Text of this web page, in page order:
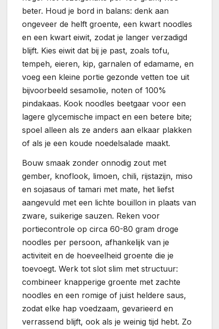
beter. Houd je bord in balans: denk aan
ongeveer de helft groente, een kwart noodles
en een kwart eiwit, zodat je langer verzadigd
blijft. Kies eiwit dat bij je past, zoals tofu,
tempeh, eieren, kip, garnalen of edamame, en
voeg een kleine portie gezonde vetten toe uit
bijvoorbeeld sesamolie, noten of 100%
pindakaas. Kook noodles beetgaar voor een
lagere glycemische impact en een betere bite;
spoel alleen als ze anders aan elkaar plakken
of als je een koude noedelsalade maakt.
Bouw smaak zonder onnodig zout met
gember, knoflook, limoen, chili, rijstazijn, miso
en sojasaus of tamari met mate, het liefst
aangevuld met een lichte bouillon in plaats van
zware, suikerige sauzen. Reken voor
portiecontrole op circa 60-80 gram droge
noodles per persoon, afhankelijk van je
activiteit en de hoeveelheid groente die je
toevoegt. Werk tot slot slim met structuur:
combineer knapperige groente met zachte
noodles en een romige of juist heldere saus,
zodat elke hap voedzaam, gevarieerd en
verrassend blijft, ook als je weinig tijd hebt. Zo